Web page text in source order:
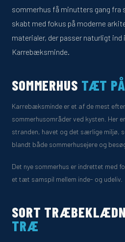
sommerhus få minutters gang fra
skabt med fokus på moderne
materialer, der passer naturligt ind
Karrebæksminde.
SOMMERHUS TÆT PÅ
Karrebæksminde er et af de mest
sommerhusområder ved kysten. Her
stranden, havet og det særlige miljø,
blandt både sommerhusejere og
Det nye sommerhus er indrettet med
et tæt samspil mellem inde- og udeliv.
SORT
TRÆ